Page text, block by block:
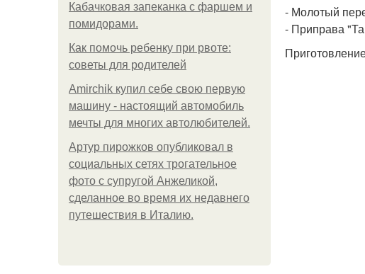
Кабачковая запеканка с фаршем и
помидорами.
Как помочь ребенку при рвоте:
советы для родителей
Amirchik купил себе свою первую
машину - настоящий автомобиль
мечты для многих автолюбителей.
Артур пирожков опубликовал в
социальных сетях трогательное
фото с супругой Анжеликой,
сделанное во время их недавнего
путешествия в Италию.
- Молотый
- Приправа